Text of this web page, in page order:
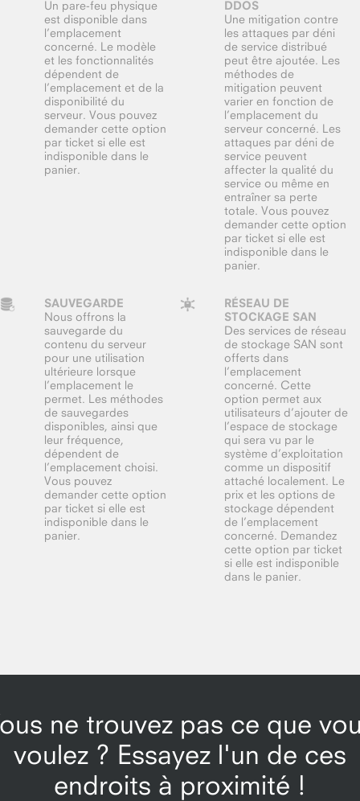
Un pare-feu physique
est disponible dans
l’emplacement
concerné. Le modèle
et les fonctionnalités
dépendent de
l’emplacement et de la
disponibilité du
serveur. Vous pouvez
demander cette option
par ticket si elle est
indisponible dans le
panier.
DDOS
Une mitigation contre
les attaques par déni
de service distribué
peut être ajoutée. Les
méthodes de
mitigation peuvent
varier en fonction de
l’emplacement du
serveur concerné. Les
attaques par déni de
service peuvent
affecter la qualité du
service ou même en
entraîner sa perte
totale. Vous pouvez
demander cette option
par ticket si elle est
indisponible dans le
panier.
SAUVEGARDE
Nous offrons la
sauvegarde du
contenu du serveur
pour une utilisation
ultérieure lorsque
l’emplacement le
permet. Les méthodes
de sauvegardes
disponibles, ainsi que
leur fréquence,
dépendent de
l’emplacement choisi.
Vous pouvez
demander cette option
par ticket si elle est
indisponible dans le
panier.
RÉSEAU DE
STOCKAGE SAN
Des services de réseau
de stockage SAN sont
offerts dans
l’emplacement
concerné. Cette
option permet aux
utilisateurs d’ajouter de
l’espace de stockage
qui sera vu par le
système d’exploitation
comme un dispositif
attaché localement. Le
prix et les options de
stockage dépendent
de l’emplacement
concerné. Demandez
cette option par ticket
si elle est indisponible
dans le panier.
ne trouvez pas ce que
voulez ? Essayez l'un de ces
endroits à proximité !